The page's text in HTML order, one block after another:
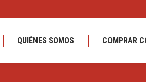
QUIÉNES SOMOS COMPRAR